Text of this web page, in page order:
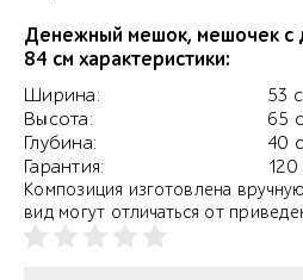
Денежный мешок, мешочек с
84 см характеристики:
Ширина:
Высота:
Глубина:
Гарантия:
53
65
40
120
Композиция изготовлена
вид могут отличаться от